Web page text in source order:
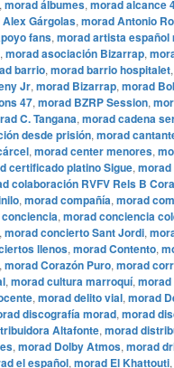
, morad álbumes, morad alcance
Gárgolas, morad Antonio
fans, morad artista español
, morad asociación Bizarrap,
barrio, morad barrio hospitalet,
Jr, morad Bizarrap, morad
47, morad BZRP Session,
C. Tangana, morad cadena
desde prisión, morad
, morad center menores,
certificado platino Sigue, morad
colaboración RVFV Rels B
, morad compañía, morad
, morad conciencia
, morad concierto Sant Jordi,
llenos, morad Contento,
, morad Corazón Puro, morad
, morad cultura marroquí,
, morad delito vial, morad
discografía morad, morad
Altafonte, morad
, morad Dolby Atmos, morad
el español, morad El Khattouti,